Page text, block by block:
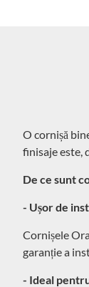
O cornișă
finisaje este,
De ce sunt
- Ușor de
Cornișele
garanție a
- Ideal